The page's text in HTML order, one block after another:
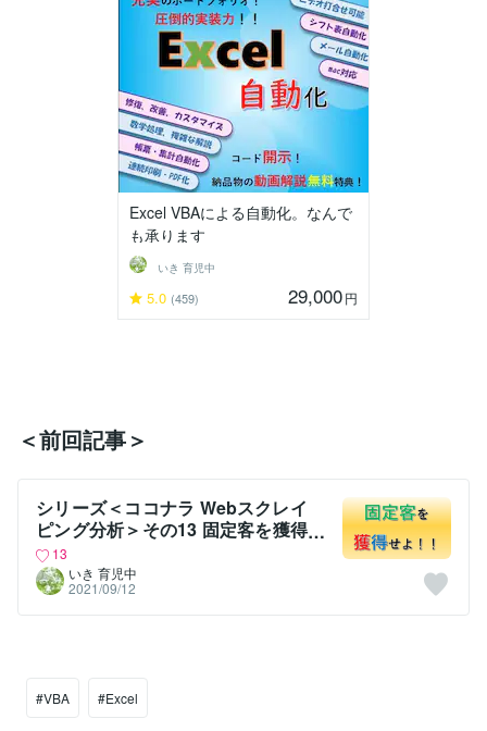
Excel VBAによる自動化。なんで
も承ります
いき 育児中
5.0 (459) 29,000円
＜前回記事＞
シリーズ＜ココナラ Webスクレイ
ピング分析＞その13 固定客を獲得
せよ！！
13
いき 育児中
2021/09/12
#VBA #Excel